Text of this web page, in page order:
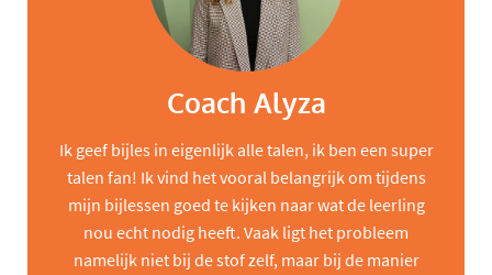
Coach Alyza
Ik geef bijles in eigenlijk alle talen, ik ben een super
talen fan! Ik vind het vooral belangrijk om tijdens
mijn bijlessen goed te kijken naar wat de leerling
nou echt nodig heeft. Vaak ligt het probleem
namelijk niet bij de stof zelf, maar bij de manier